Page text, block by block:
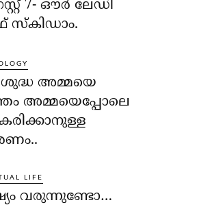
7- ഔര്‍ ലേഡി
സ്‌കിഡാം.
അമ്മയെ
അമ്മയെപ്പോലെ
LIFE
വരുന്നുണ്ടോ…